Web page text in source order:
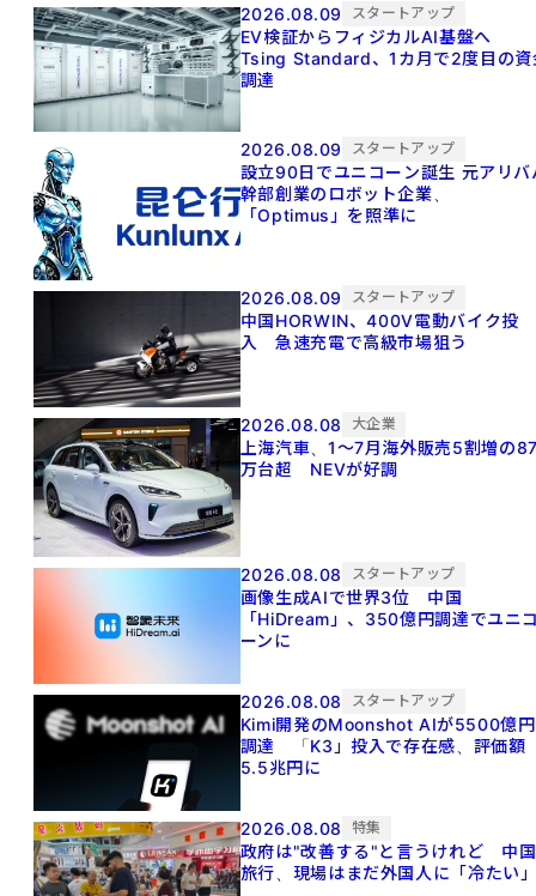
2026.08.09 スタートアップ
EV検証からフィジカルAI基盤へ
Tsing Standard、1カ月で2度目の資
調達
2026.08.09 スタートアップ
設立90日でユニコーン誕生 元アリババ
幹部創業のロボット企業、
「Optimus」を照準に
2026.08.09 スタートアップ
中国HORWIN、400V電動バイク投
入 急速充電で高級市場狙う
2026.08.08 大企業
上海汽車、1～7月海外販売5割増の
万台超 NEVが好調
2026.08.08 スタートアップ
画像生成AIで世界3位 中国
「HiDream」、350億円調達でユニ
ーンに
2026.08.08 スタートアップ
Kimi開発のMoonshot AIが5500億円
調達 「K3」投入で存在感、評価額
5.5兆円に
2026.08.08 特集
政府は"改善する"と言うけれど 中国
旅行、現場はまだ外国人に「冷たい